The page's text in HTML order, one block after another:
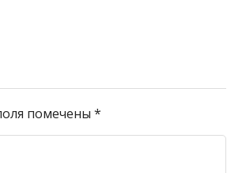
помечены *